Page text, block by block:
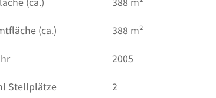
(ca.)
388 m²
2005
Stellplätze
2